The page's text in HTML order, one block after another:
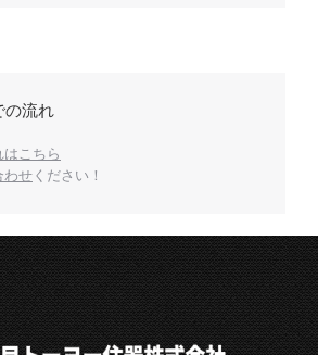
の流れ
はこちら
わせください！